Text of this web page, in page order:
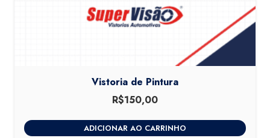
Vistoria de Pintura
R$150,00
ADICIONAR AO CARRINHO